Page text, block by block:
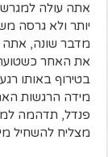
אתה עולה
יותר ולא גרסה
מדבר שונה, אתה
את האחר
בטירוף באותו
מידה הרגשות
פנדל, תדהמה
מצליח להשחיל